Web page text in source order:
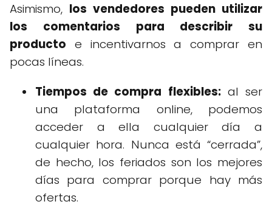
Asimismo, los vendedores pueden utilizar
los comentarios para describir su
producto e incentivarnos a comprar en
pocas líneas.
Tiempos de compra flexibles:al ser
una plataforma online, podemos
acceder a ella cualquier día a
cualquier hora. Nunca está “cerrada”,
de hecho, los feriados son los mejores
días para comprar porque hay más
ofertas.